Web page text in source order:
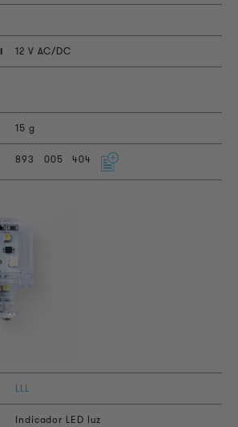
12 V AC/DC
15 g
893 005 404
LLL
Indicador LED luz